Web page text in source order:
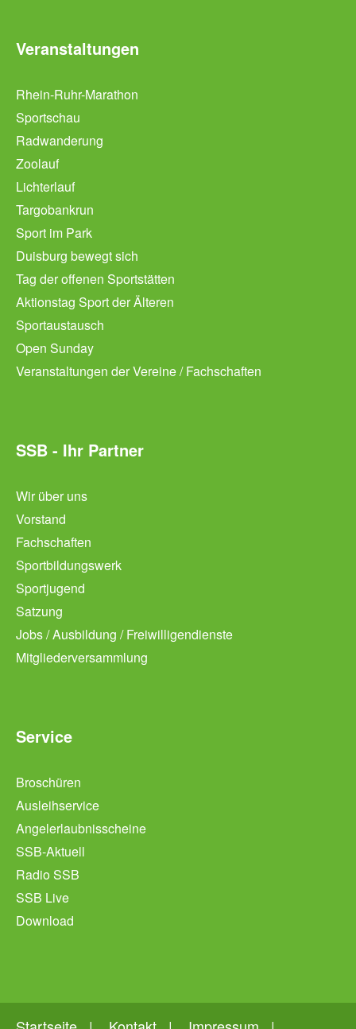
Veranstaltungen
Rhein-Ruhr-Marathon
Sportschau
Radwanderung
Zoolauf
Lichterlauf
Targobankrun
Sport im Park
Duisburg bewegt sich
Tag der offenen Sportstätten
Aktionstag Sport der Älteren
Sportaustausch
Open Sunday
Veranstaltungen der Vereine / Fachschaften
SSB - Ihr Partner
Wir über uns
Vorstand
Fachschaften
Sportbildungswerk
Sportjugend
Satzung
Jobs / Ausbildung / Freiwilligendienste
Mitgliederversammlung
Service
Broschüren
Ausleihservice
Angelerlaubnisscheine
SSB-Aktuell
Radio SSB
SSB Live
Download